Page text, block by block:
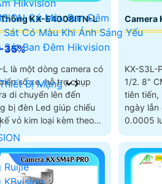
Hikvision
Có Màu Ban Đêm
Sát Có Màu Khi Ánh Sáng Yếu
Sát Ban Đêm Hikvision
Bị Mạng
Ruijie
KBvision
KX-E4008ITN-L
35%
L là một dòng camera có
số xe, hỗ trợ chụp
di chuyển lên đến
bị đèn Led giúp chiếu
vỏ kim loại kèm theo
chống nước chuẩn IP
Camera
KX-S3L-
1/2. 8"
tiên tiến,
ngày lẫn đêm. Độ
0.0005